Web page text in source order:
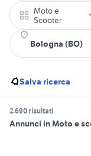
Moto e
Scooter
Salva ricerca
2.690 risultati
Annunci in Moto e